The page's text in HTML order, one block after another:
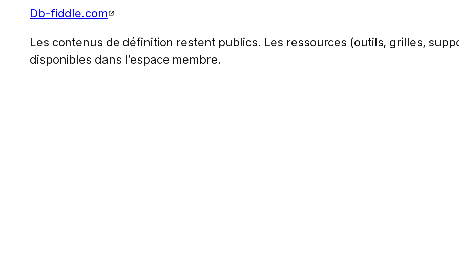
Db-fiddle.com
Les contenus de définition restent publics. Les ressources (outils, grilles,
disponibles dans l’espace membre.